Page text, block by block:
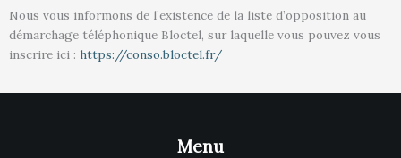
Nous vous informons de l’existence de la liste d’opposition au
démarchage téléphonique Bloctel, sur laquelle vous pouvez vous
inscrire ici : https://conso.bloctel.fr/
Menu